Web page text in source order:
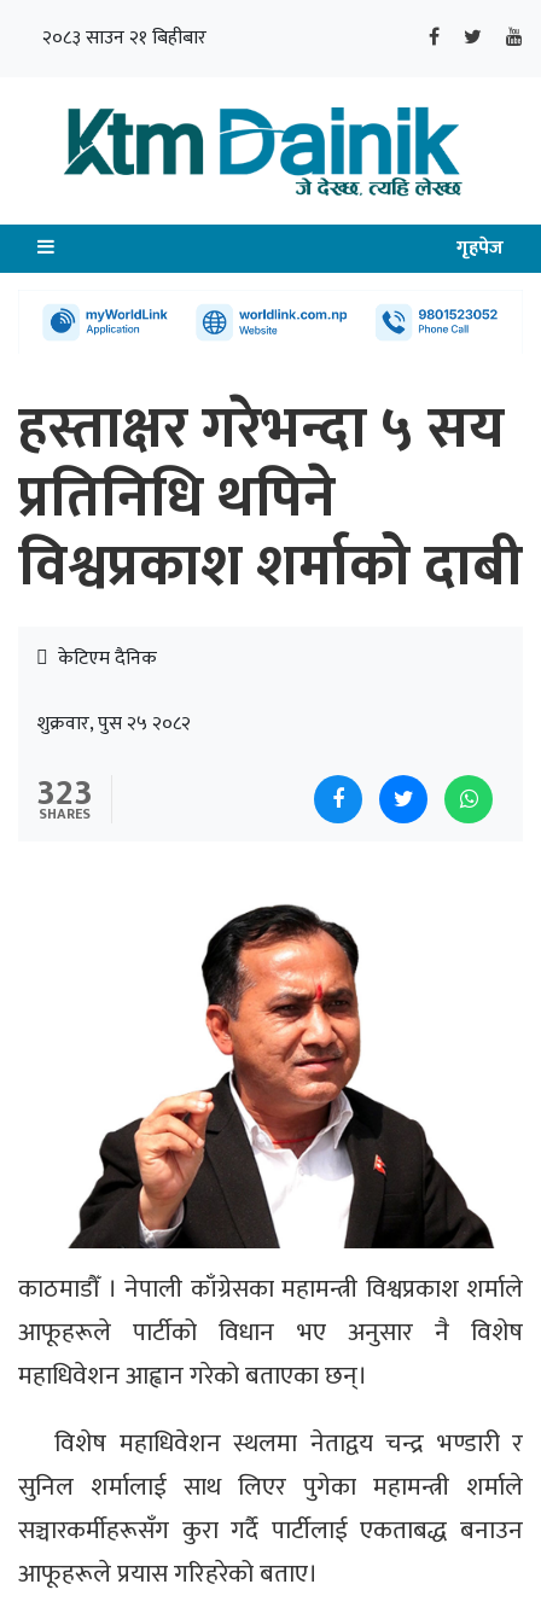
२०८३ साउन २१ बिहीबार
गृहपेज
हस्ताक्षर गरेभन्दा ५ सय
प्रतिनिधि थपिने
विश्वप्रकाश शर्माको दाबी
केटिएम दैनिक
शुक्रवार, पुस २५ २०८२
323
SHARES
काठमाडौँ । नेपाली काँग्रेसका महामन्त्री विश्वप्रकाश शर्माले
आफूहरूले पार्टीको विधान भए अनुसार नै विशेष
महाधिवेशन आह्वान गरेको बताएका छन्।
विशेष महाधिवेशन स्थलमा नेताद्वय चन्द्र भण्डारी र
सुनिल शर्मालाई साथ लिएर पुगेका महामन्त्री शर्माले
सञ्चारकर्मीहरूसँग कुरा गर्दै पार्टीलाई एकताबद्ध बनाउन
आफूहरूले प्रयास गरिहरेको बताए।